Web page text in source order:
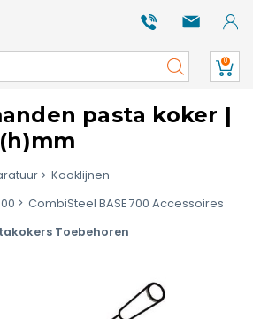
0
pasta koker |
Kooklijnen
CombiSteel BASE 700 Accessoires
Toebehoren